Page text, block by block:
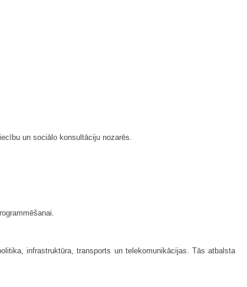
un sociālo konsultāciju nozarēs.
infrastruktūra, transports un telekomunikācijas. Tās atbalsta